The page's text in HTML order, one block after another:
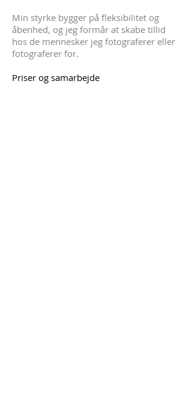
Min styrke bygger på fleksibilitet og
åbenhed, og jeg formår at skabe tillid
hos de mennesker jeg fotograferer eller
fotograferer for.
Priser og samarbejde